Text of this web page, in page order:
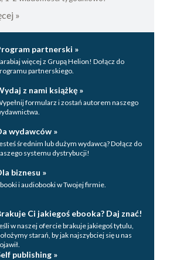
»
partnerski »
więcej z Grupą Helion! Dołącz do
partnerskiego.
z nami książkę »
formularz i zostań autorem naszego
wydawców »
średnim lub dużym wydawcą? Dołącz do
systemu dystrybucji!
biznesu »
i audiobooki w Twojej firmie.
Ci jakiegoś ebooka? Daj znać!
w naszej ofercie brakuje jakiegoś tytulu,
starań, by jak najszybciej się u nas
publishing »